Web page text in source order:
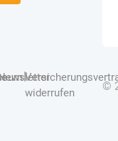
|
widerrufen
©